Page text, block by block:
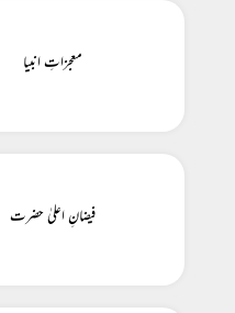
معجزاتِ انبیا
فیضانِ اعلیٰ حضرت